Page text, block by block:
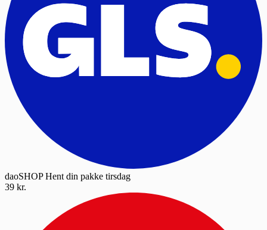
daoSHOP Hent din pakke tirsdag
39 kr.